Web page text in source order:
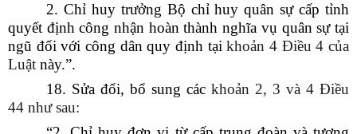
2. Chỉ huy trưởng Bộ chỉ huy quân sự cấp tỉnh
quyết định công nhận hoàn thành nghĩa vụ quân sự tại
ngũ đối với công dân quy định tạikhoản 4 Điều 4 của
Luật này.”.
18. Sửa đổi, bổ sung các khoản 2, 3 và 4 Điều
44 như sau: